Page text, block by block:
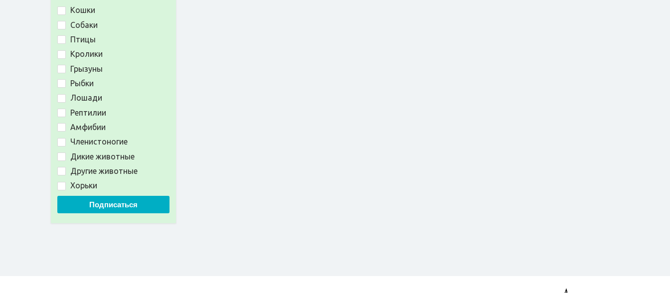
Кошки
Собаки
Птицы
Кролики
Грызуны
Рыбки
Лошади
Рептилии
Амфибии
Членистоногие
Дикие животные
Другие животные
Хорьки
Подписаться